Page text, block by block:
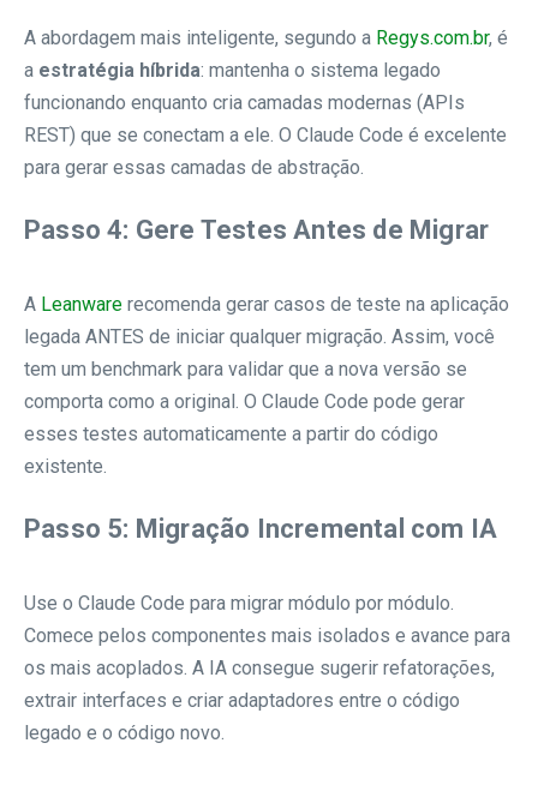
A abordagem mais inteligente, segundo a Regys.com.br, é
a estratégia híbrida: mantenha o sistema legado
funcionando enquanto cria camadas modernas (APIs
REST) que se conectam a ele. O Claude Code é excelente
para gerar essas camadas de abstração.
Passo 4: Gere Testes Antes de Migrar
A Leanware recomenda gerar casos de teste na aplicação
legada ANTES de iniciar qualquer migração. Assim, você
tem um benchmark para validar que a nova versão se
comporta como a original. O Claude Code pode gerar
esses testes automaticamente a partir do código
existente.
Passo 5: Migração Incremental com IA
Use o Claude Code para migrar módulo por módulo.
Comece pelos componentes mais isolados e avance para
os mais acoplados. A IA consegue sugerir refatorações,
extrair interfaces e criar adaptadores entre o código
legado e o código novo.